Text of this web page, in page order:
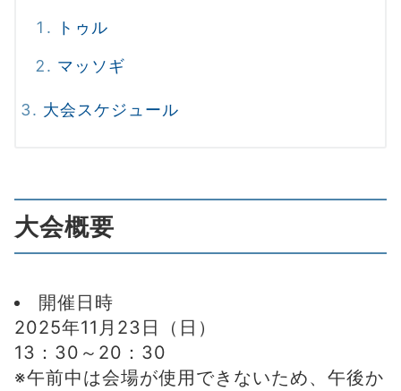
トゥル
マッソギ
大会スケジュール
大会概要
開催日時
2025年11月23日（日）
13：30～20：30
※午前中は会場が使用できないため、午後か